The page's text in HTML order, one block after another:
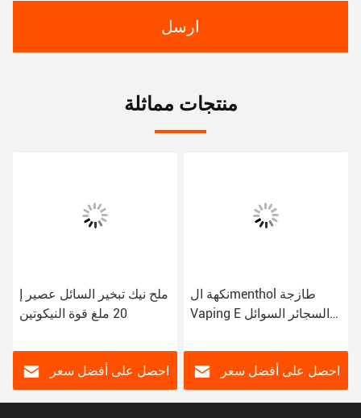
ارسل
منتجات مماثلة
ملح نيك تبخير السائل عصير إ
20 ملغ قوة النيكوتين
احصل على أفضل سعر
نكهة الmenthol طازجة
Vaping E السجائر السوائل
احصل على أفضل سعر